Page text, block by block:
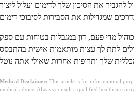
להגביר את הסיכון שלך לדימום ועלול ליצור
מדי פעם, דון במגבלות בטוחות עם ספק
לתת לך עצות מותאמות אישית בהתבסס
Medical Disclaimer: This article is for informational
medical advice. Always consult a qualified healthcare